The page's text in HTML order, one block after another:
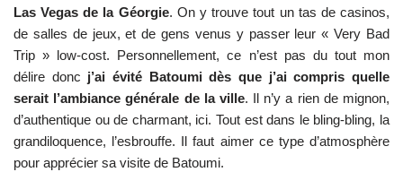
Las Vegas de la Géorgie. On y trouve tout un tas de casinos,
de salles de jeux, et de gens venus y passer leur « Very Bad
Trip » low-cost. Personnellement, ce n’est pas du tout mon
délire donc j’ai évité Batoumi dès que j’ai compris quelle
serait l’ambiance générale de la ville. Il n’y a rien de mignon,
d’authentique ou de charmant, ici. Tout est dans le bling-bling, la
grandiloquence, l’esbrouffe. Il faut aimer ce type d’atmosphère
pour apprécier sa visite de Batoumi.